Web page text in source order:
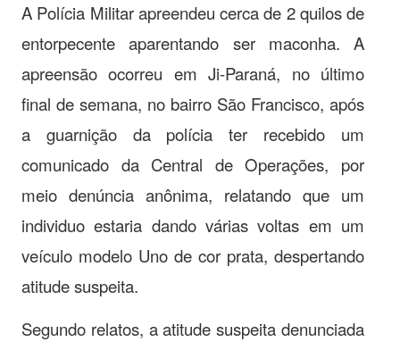
A Polícia Militar apreendeu cerca de 2 quilos de
entorpecente aparentando ser maconha. A
apreensão ocorreu em Ji-Paraná, no último
final de semana, no bairro São Francisco, após
a guarnição da polícia ter recebido um
comunicado da Central de Operações, por
meio denúncia anônima, relatando que um
individuo estaria dando várias voltas em um
veículo modelo Uno de cor prata, despertando
atitude suspeita.
Segundo relatos, a atitude suspeita denunciada